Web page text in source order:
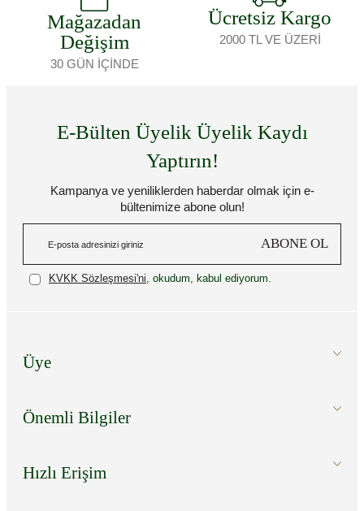
Mağazadan
Değişim
30 GÜN İÇİNDE
Ücretsiz Kargo
2000 TL VE ÜZERİ
E-Bülten Üyelik Üyelik Kaydı
Yaptırın!
Kampanya ve yeniliklerden haberdar olmak için e-
bültenimize abone olun!
ABONE OL
KVKK Sözleşmesi'ni , okudum, kabul ediyorum.
Üye
Önemli Bilgiler
Hızlı Erişim